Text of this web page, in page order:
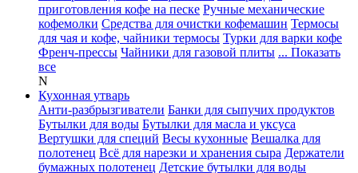
приготовления кофе на песке Ручные механические
кофемолки Средства для очистки кофемашин Термосы
для чая и кофе, чайники термосы Турки для варки кофе
Френч-прессы Чайники для газовой плиты ... Показать
все
N
Кухонная утварь
Анти-разбрызгиватели Банки для сыпучих продуктов
Бутылки для воды Бутылки для масла и уксуса
Вертушки для специй Весы кухонные Вешалка для
полотенец Всё для нарезки и хранения сыра Держатели
бумажных полотенец Детские бутылки для воды